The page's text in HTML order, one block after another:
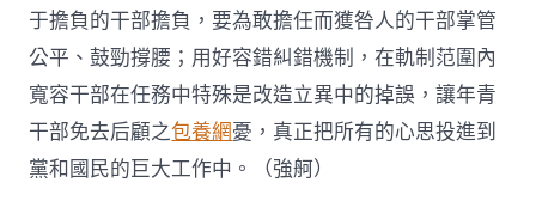
于擔負的干部擔負，要為敢擔任而獲咎人的干部掌管
公平、鼓勁撐腰；用好容錯糾錯機制，在軌制范圍內
寬容干部在任務中特殊是改造立異中的掉誤，讓年青
干部免去后顧之包養網憂，真正把所有的心思投進到
黨和國民的巨大工作中。（強舸）